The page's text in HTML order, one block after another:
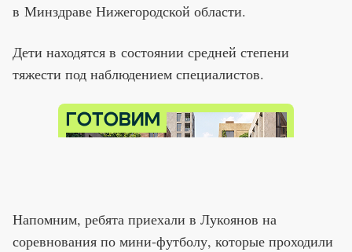
в Минздраве Нижегородской области.
Дети находятся в состоянии средней степени
тяжести под наблюдением специалистов.
Напомним, ребята приехали в Лукоянов на
соревнования по мини-футболу, которые проходили